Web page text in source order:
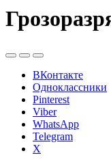
ВКонтакте
Одноклассники
Pinterest
Viber
WhatsApp
Telegram
X